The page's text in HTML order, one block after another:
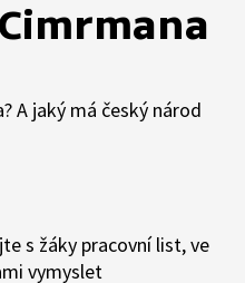
A jaký má český národ
s žáky pracovní list, ve
vymyslet